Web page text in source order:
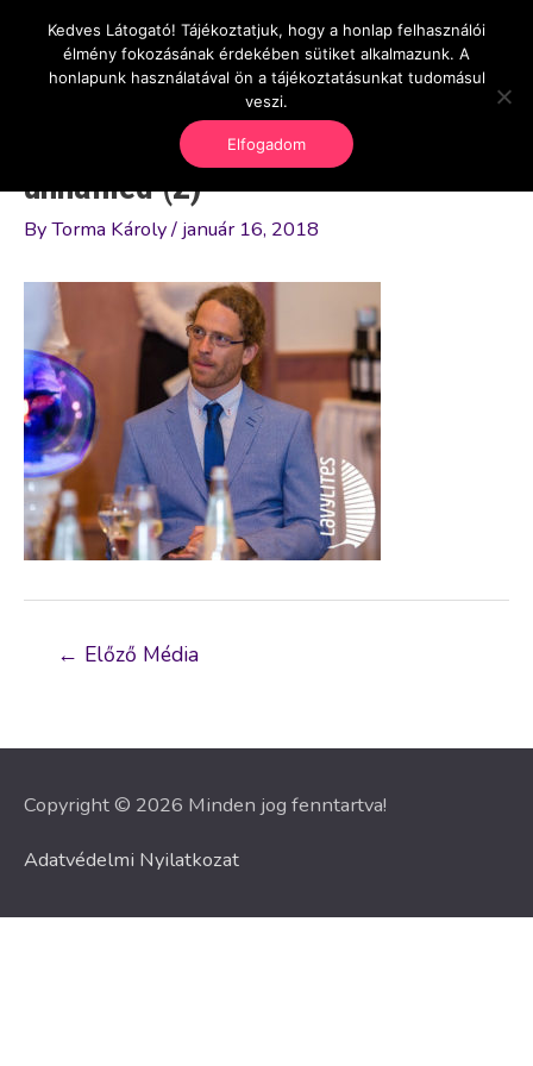
content
OnlineSeedsMan
Üzlet és szabadság
Main
unnamed (2)
ByTorma Károly/ január 16, 2018
Bejegyzés
← Előző Média
Copyright © 2026 Minden jog fenntartva!
Adatvédelmi Nyilatkozat
Kedves Látogató! Tájékoztatjuk, hogy a honlap felhasználói
élmény fokozásának érdekében sütiket alkalmazunk. A
honlapunk használatával ön a tájékoztatásunkat tudomásul
veszi.
Elfogadom